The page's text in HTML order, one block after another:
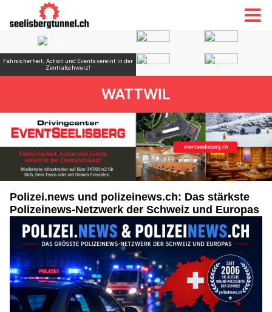
WATTWIL
Polizei.news und polizeinews.ch: Das stärkste
Polizeinews-Netzwerk der Schweiz und Europas